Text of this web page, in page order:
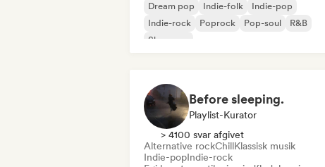
Dream pop Indie-folk
Indie-pop
Indie-rock
Poprock Pop-soul
R&B
Shoegaze
Before sleeping.
Playlist-Kurator
> 4100 svar afgivet
Alternative rockChillKlassisk musik
Indie-popIndie-rock